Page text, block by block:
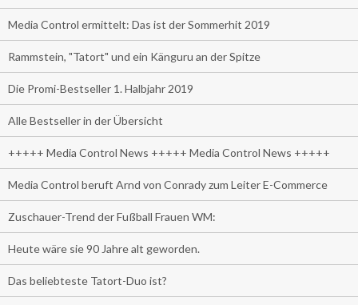
Media Control ermittelt: Das ist der Sommerhit 2019
Rammstein, "Tatort" und ein Känguru an der Spitze
Die Promi-Bestseller 1. Halbjahr 2019
Alle Bestseller in der Übersicht
+++++ Media Control News +++++ Media Control News +++++
Media Control beruft Arnd von Conrady zum Leiter E-Commerce
Zuschauer-Trend der Fußball Frauen WM:
Heute wäre sie 90 Jahre alt geworden.
Das beliebteste Tatort-Duo ist?